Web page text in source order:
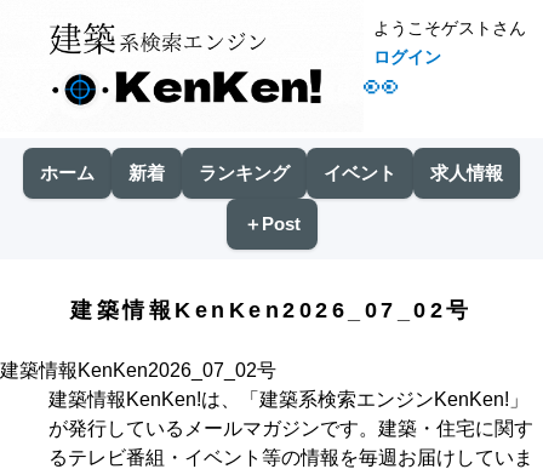
👀
ようこそゲストさん
ログイン
ホーム 新着 ランキング イベント 求人情報
＋Post
建築情報KenKen2026_07_02号
建築情報KenKen2026_07_02号
建築情報KenKen!は、「 建築系検索エンジンKenKen! 」
が発行しているメールマガジンです。建築・住宅に関す
るテレビ番組・イベント等の情報を毎週お届けしていま